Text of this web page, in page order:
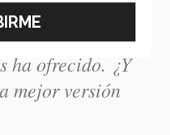
sus sueños y
los valores e
ha ofrecido. ¿Y
mejor versión